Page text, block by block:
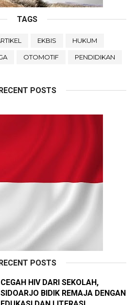
TAGS
EKBIS HUKUM
OTOMOTIF PENDIDIKAN
POSTS
POSTS
CEGAH HIV DARI SEKOLAH,
SIDOARJO BIDIK REMAJA DENGAN